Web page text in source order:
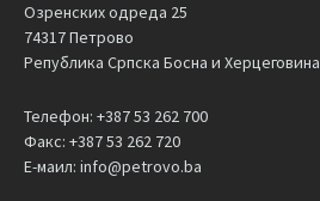
Озренских одреда 25
74317 Петрово
Република Српска Босна и Херцеговина
Телефон: +387 53 262 700
Факс: +387 53 262 720
Е-маил: info@petrovo.ba